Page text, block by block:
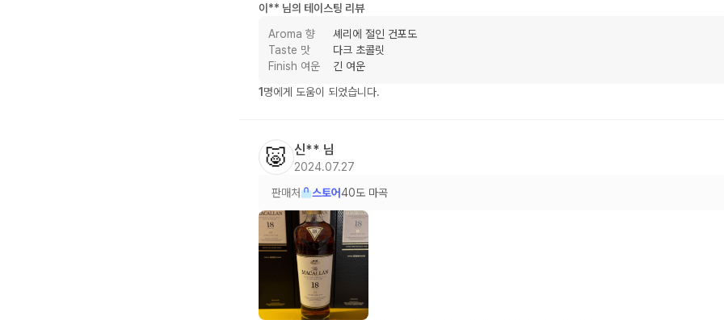
이** 님의 테이스팅 리뷰
Aroma 향
셰리에 절인 건포도
Taste 맛
다크 초콜릿
Finish 여운
긴 여운
1 명에게 도움이 되었습니다.
🐷 신** 님
2024.07.27
판매처 스토어40도 마곡